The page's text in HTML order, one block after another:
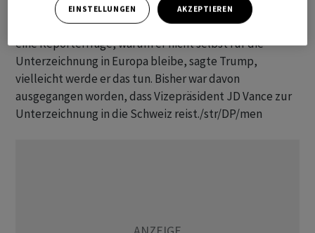
Unterzeichnung des Rahmenabkommens ins Spiel
gebracht - möglicherweise bereits am Donnerstag. Auf
eine Reporterfrage, warum er nicht selbst für die
Unterzeichnung in Europa bleibe, sagte Trump,
vielleicht werde er das tun. Bisher war davon
ausgegangen worden, dass Vizepräsident JD Vance zur
Unterzeichnung in die Schweiz reist./str/DP/men
EINSTELLUNGEN AKZEPTIEREN